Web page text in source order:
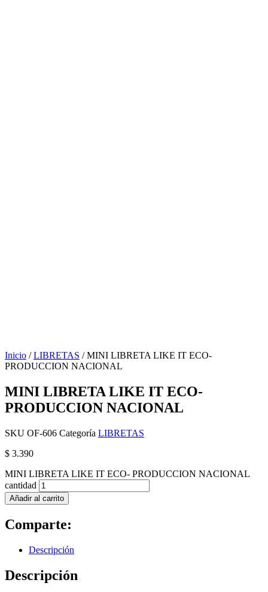
Inicio /LIBRETAS / MINI LIBRETA LIKE IT ECO-
PRODUCCION NACIONAL
MINI LIBRETA LIKE IT ECO-
PRODUCCION NACIONAL
SKU OF-606 Categoría LIBRETAS
$ 3.390
MINI LIBRETA LIKE IT ECO- PRODUCCION NACIONAL
cantidad
Añadir al carrito
Comparte:
Descripción
Descripción